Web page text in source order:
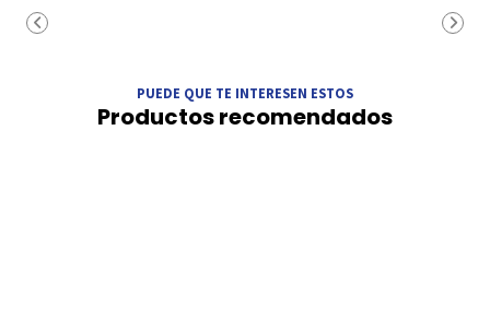
PUEDE QUE TE INTERESEN ESTOS
Productos recomendados